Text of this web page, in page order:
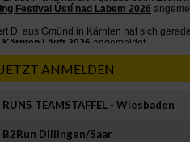
JETZT ANMELDEN
RUN5 TEAMSTAFFEL - Wiesbaden
B2Run Dillingen/Saar